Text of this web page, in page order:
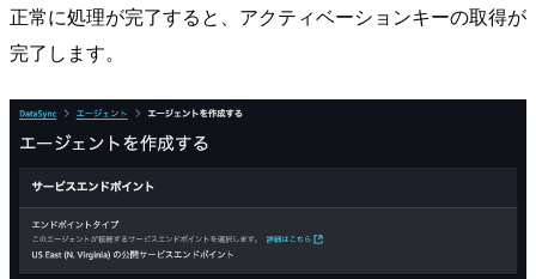
正常に処理が完了すると、アクティベーションキーの取得が
完了します。